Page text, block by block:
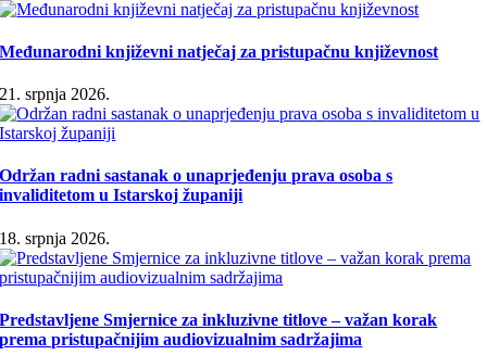
Međunarodni književni natječaj za pristupačnu književnost
21. srpnja 2026.
Održan radni sastanak o unaprjeđenju prava osoba s
invaliditetom u Istarskoj županiji
18. srpnja 2026.
Predstavljene Smjernice za inkluzivne titlove – važan korak
prema pristupačnijim audiovizualnim sadržajima